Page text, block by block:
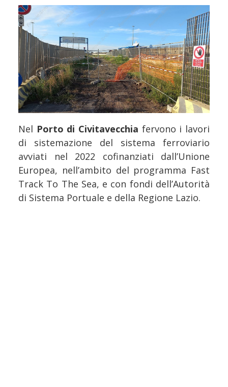
Nel Porto di Civitavecchia fervono i lavori
di sistemazione del sistema ferroviario
avviati nel 2022 cofinanziati dall’Unione
Europea, nell’ambito del programma Fast
Track To The Sea, e con fondi dell’Autorità
di Sistema Portuale e della Regione Lazio.